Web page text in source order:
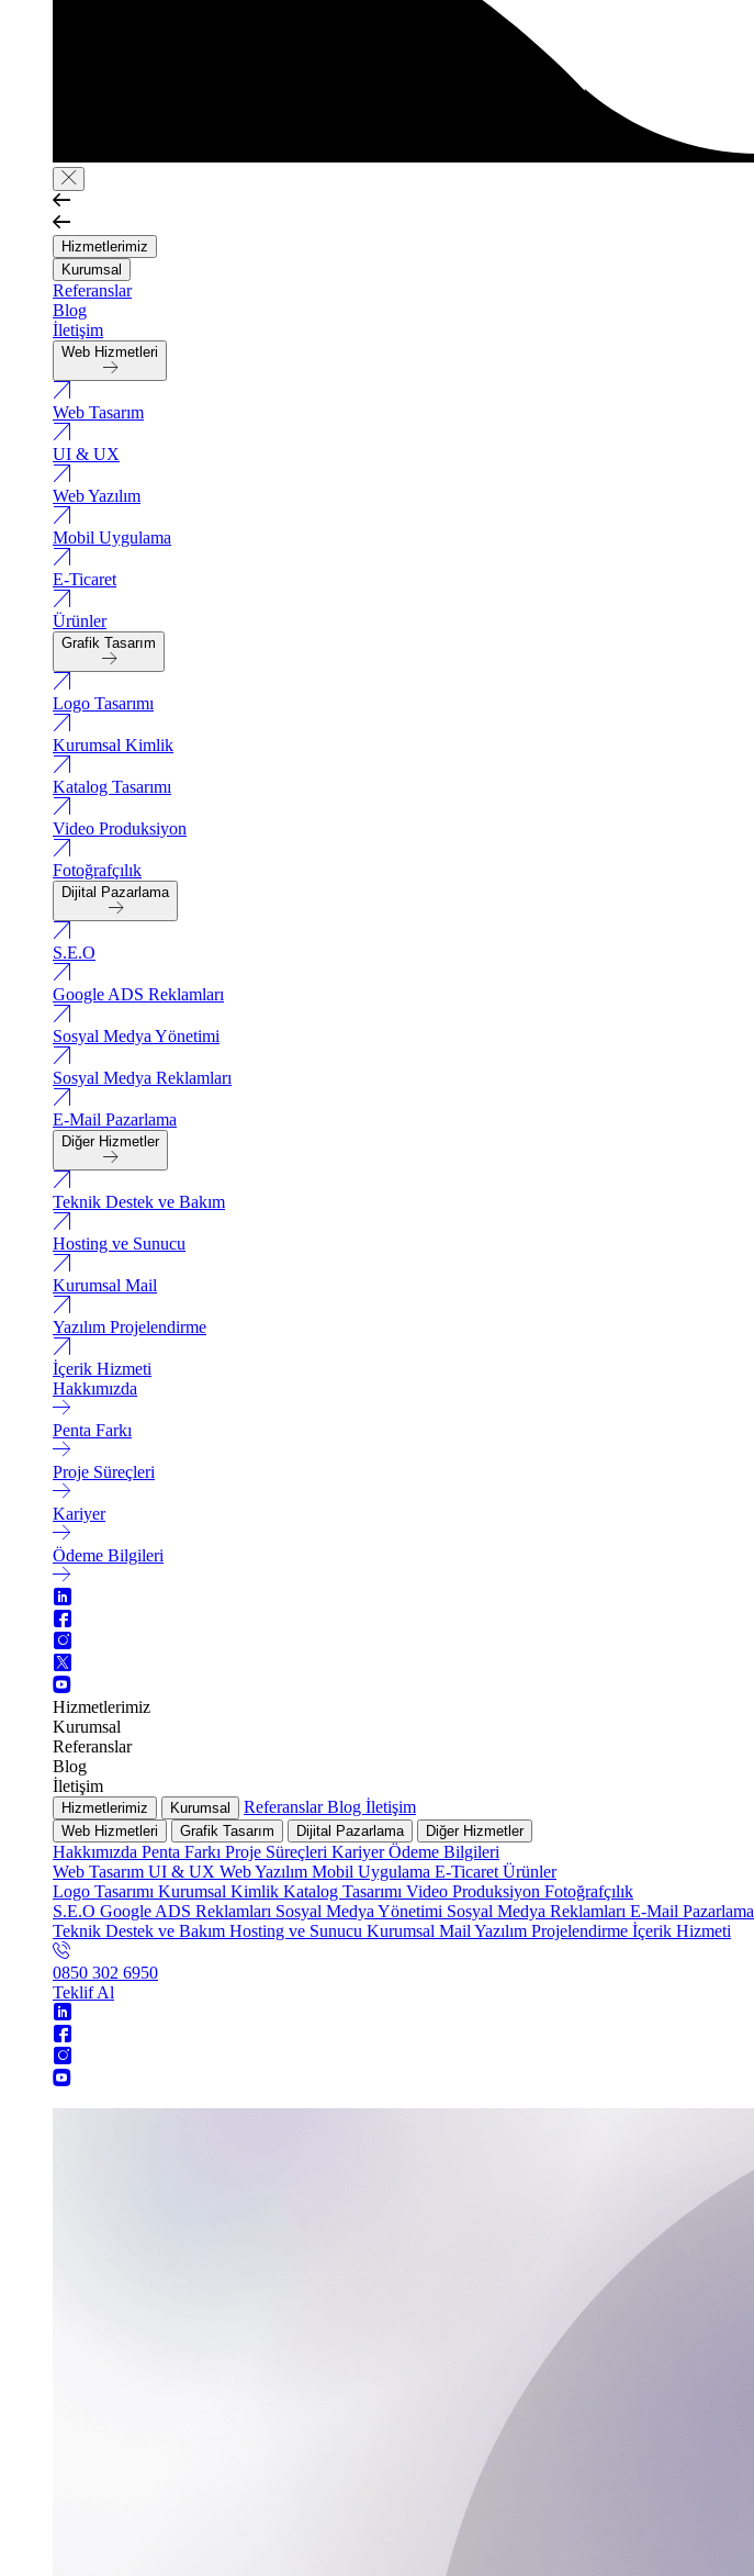
Hizmetlerimiz
Kurumsal
Referanslar
Blog
İletişim
Web Hizmetleri
Web Tasarım
UI & UX
Web Yazılım
Mobil Uygulama
E-Ticaret
Ürünler
Grafik Tasarım
Logo Tasarımı
Kurumsal Kimlik
Katalog Tasarımı
Video Produksiyon
Fotoğrafçılık
Dijital Pazarlama
S.E.O
Google ADS Reklamları
Sosyal Medya Yönetimi
Sosyal Medya Reklamları
E-Mail Pazarlama
Diğer Hizmetler
Teknik Destek ve Bakım
Hosting ve Sunucu
Kurumsal Mail
Yazılım Projelendirme
İçerik Hizmeti
Hakkımızda
Penta Farkı
Proje Süreçleri
Kariyer
Ödeme Bilgileri
Hizmetlerimiz
Kurumsal
Referanslar
Blog
İletişim
Hizmetlerimiz Kurumsal ReferanslarBlog İletişim
Web Hizmetleri Grafik Tasarım Dijital Pazarlama Diğer Hizmetler
Hakkımızda Penta Farkı Proje Süreçleri KariyerÖdeme Bilgileri
Web Tasarım UI & UX Web Yazılım Mobil Uygulama E-Ticaret Ürünler
Logo Tasarımı Kurumsal Kimlik Katalog Tasarımı Video Produksiyon Fotoğrafçılık
S.E.O Google ADS Reklamları Sosyal Medya Yönetimi Sosyal Medya Reklamları E-Mail Pazarlama
Teknik Destek ve Bakım Hosting ve Sunucu Kurumsal Mail Yazılım Projelendirme İçerik Hizmeti
0850 302 6950
Teklif Al